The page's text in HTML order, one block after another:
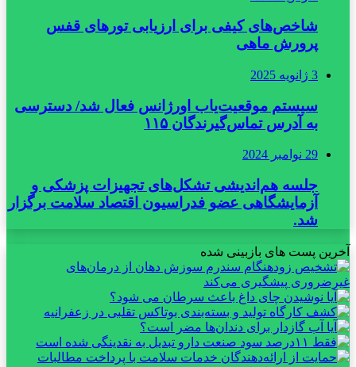
شاخص‌های کیفی برای ارزیابی تورهای قفس
پرورش ماهی
3 ژانویه 2025
سیستم موقعیت‌یاب اورژانس فعال شد/ دسترسی
به آدرس تماس‌گیرندگان ۱۱۵
29 نوامبر 2024
جلسه هم‌اندیشی تشکل‌های تجهیزات پزشکی و
آزمایشگاهی عضو فدراسیون اقتصاد سلامت برگزار
شد.
آخرین پست های بازبینی شده